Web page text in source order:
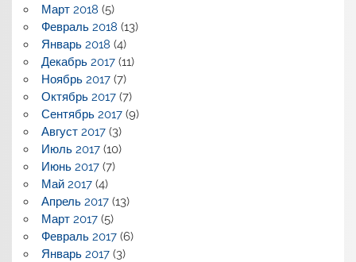
Март 2018 (5)
Февраль 2018 (13)
Январь 2018 (4)
Декабрь 2017(11)
Ноябрь 2017(7)
Октябрь 2017(7)
Сентябрь 2017(9)
Август 2017(3)
Июль 2017(10)
Июнь 2017(7)
Май 2017(4)
Апрель 2017(13)
Март 2017(5)
Февраль 2017(6)
Январь 2017(3)